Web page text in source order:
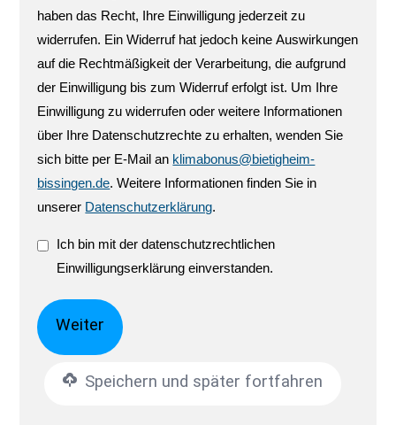
haben das Recht, Ihre Einwilligung jederzeit zu
widerrufen. Ein Widerruf hat jedoch keine Auswirkungen
auf die Rechtmäßigkeit der Verarbeitung, die aufgrund
der Einwilligung bis zum Widerruf erfolgt ist. Um Ihre
Einwilligung zu widerrufen oder weitere Informationen
über Ihre Datenschutzrechte zu erhalten, wenden Sie
sich bitte per E-Mail an klimabonus@bietigheim-
bissingen.de. Weitere Informationen finden Sie in
unserer Datenschutzerklärung.
Ich bin mit der datenschutzrechtlichen
Einwilligungserklärung einverstanden.
Speichern und später fortfahren